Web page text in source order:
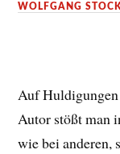
WOLFGANG STOCK
Auf Huldigungen
Autor stößt man
wie bei anderen,